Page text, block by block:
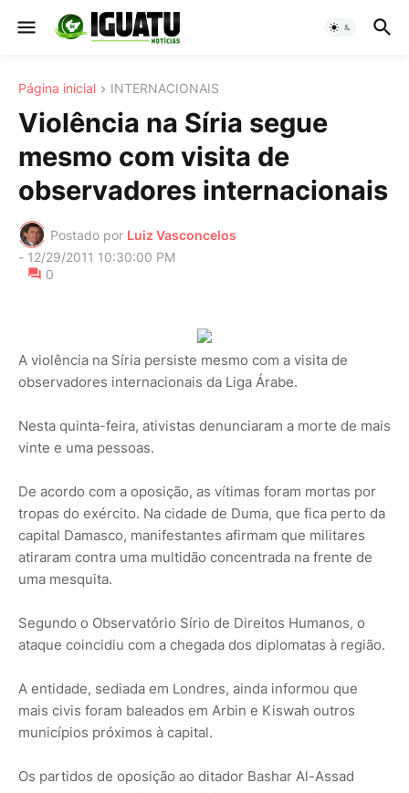
Página inicial INTERNACIONAIS
Violência na Síria segue
mesmo com visita de
observadores internacionais
Postado por Luiz Vasconcelos
- 12/29/2011 10:30:00 PM
0
A violência na Síria persiste mesmo com a visita de
observadores internacionais da Liga Árabe.
Nesta quinta-feira, ativistas denunciaram a morte de mais
vinte e uma pessoas.
De acordo com a oposição, as vítimas foram mortas por
tropas do exército. Na cidade de Duma, que fica perto da
capital Damasco, manifestantes afirmam que militares
atiraram contra uma multidão concentrada na frente de
uma mesquita.
Segundo o Observatório Sírio de Direitos Humanos, o
ataque coincidiu com a chegada dos diplomatas à região.
A entidade, sediada em Londres, ainda informou que
mais civis foram baleados em Arbin e Kiswah outros
municípios próximos à capital.
Os partidos de oposição ao ditador Bashar Al-Assad